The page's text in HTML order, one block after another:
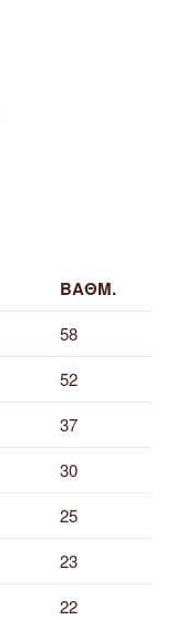
ΒΑΘΜ.
58
52
37
30
25
23
22